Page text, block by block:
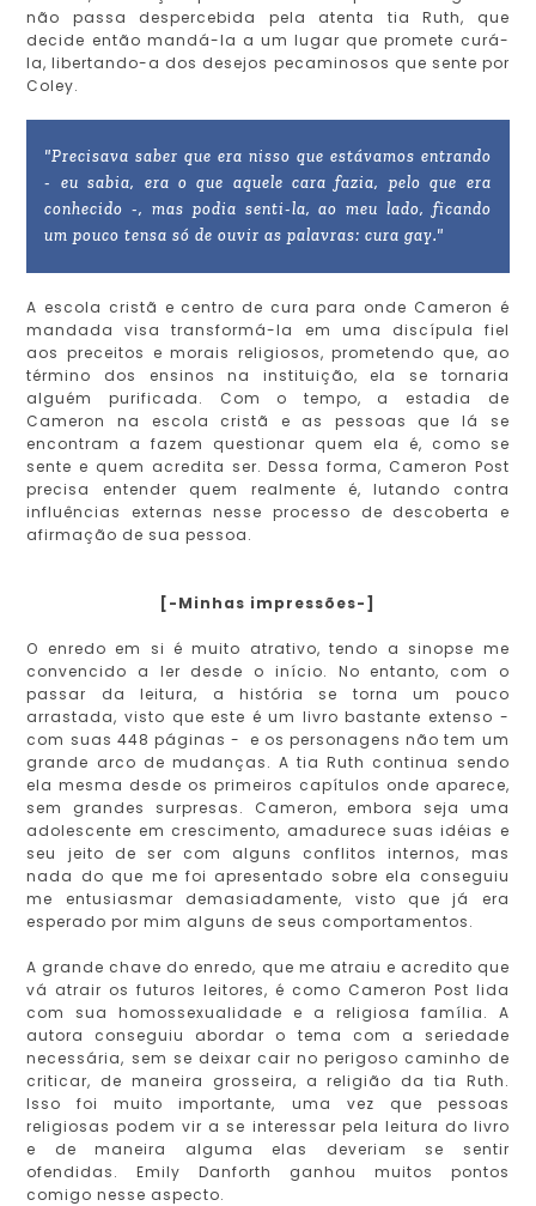
não passa despercebida pela atenta tia Ruth, que
decide então mandá-la a um lugar que promete curá-
la, libertando-a dos desejos pecaminosos que sente por
Coley.
"Precisava saber que era nisso que estávamos entrando
- eu sabia, era o que aquele cara fazia, pelo que era
conhecido -, mas podia senti-la, ao meu lado, ficando
um pouco tensa só de ouvir as palavras: cura gay."
A escola cristã e centro de cura para onde Cameron é
mandada visa transformá-la em uma discípula fiel
aos preceitos e morais religiosos, prometendo que, ao
término dos ensinos na instituição, ela se tornaria
alguém purificada. Com o tempo, a estadia de
Cameron na escola cristã e as pessoas que lá se
encontram a fazem questionar quem ela é, como se
sente e quem acredita ser. Dessa forma, Cameron Post
precisa entender quem realmente é, lutando contra
influências externas nesse processo de descoberta e
afirmação de sua pessoa.
[-Minhas impressões-]
O enredo em si é muito atrativo, tendo a sinopse me
convencido a ler desde o início. No entanto, com o
passar da leitura, a história se torna um pouco
arrastada, visto que este é um livro bastante extenso -
com suas 448 páginas - e os personagens não tem um
grande arco de mudanças. A tia Ruth continua sendo
ela mesma desde os primeiros capítulos onde aparece,
sem grandes surpresas. Cameron, embora seja uma
adolescente em crescimento, amadurece suas idéias e
seu jeito de ser com alguns conflitos internos, mas
nada do que me foi apresentado sobre ela conseguiu
me entusiasmar demasiadamente, visto que já era
esperado por mim alguns de seus comportamentos.
A grande chave do enredo, que me atraiu e acredito que
vá atrair os futuros leitores, é como Cameron Post lida
com sua homossexualidade e a religiosa família. A
autora conseguiu abordar o tema com a seriedade
necessária, sem se deixar cair no perigoso caminho de
criticar, de maneira grosseira, a religião da tia Ruth.
Isso foi muito importante, uma vez que pessoas
religiosas podem vir a se interessar pela leitura do livro
e de maneira alguma elas deveriam se sentir
ofendidas. Emily Danforth ganhou muitos pontos
comigo nesse aspecto.